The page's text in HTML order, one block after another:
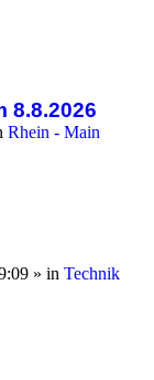
8.8.2026
Rhein - Main
» in Technik